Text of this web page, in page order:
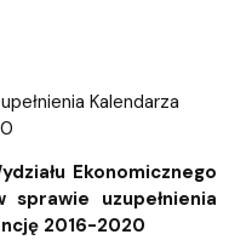
Kalendarza
Ekonomicznego
uzupełnienia
2016-2020